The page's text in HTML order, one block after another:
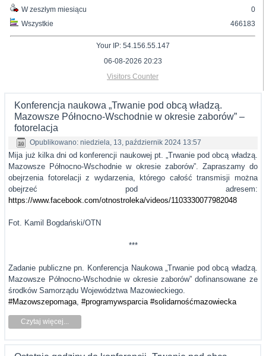
W zeszłym miesiącu
Wszystkie
0
466183
Your IP: 54.156.55.147
06-08-2026 20:23
Visitors Counter
Konferencja naukowa „Trwanie pod obcą władzą.
Mazowsze Północno-Wschodnie w okresie zaborów” –
fotorelacja
Opublikowano: niedziela, 13, październik 2024 13:57
Mija już kilka dni od konferencji naukowej pt. „Trwanie pod obcą władzą.
Mazowsze Północno-Wschodnie w okresie zaborów”. Zapraszamy do
obejrzenia fotorelacji z wydarzenia, którego całość transmisji można
obejrzeć pod adresem:
https://www.facebook.com/otnostroleka/videos/1103330077982048
Fot. Kamil Bogdański/OTN
***
Zadanie publiczne pn. Konferencja Naukowa „Trwanie pod obcą władzą.
Mazowsze Północno-Wschodnie w okresie zaborów” dofinansowane ze
środków Samorządu Województwa Mazowieckiego.
#Mazowszepomaga ,#programywsparcia #solidarnośćmazowiecka
Czytaj więcej...